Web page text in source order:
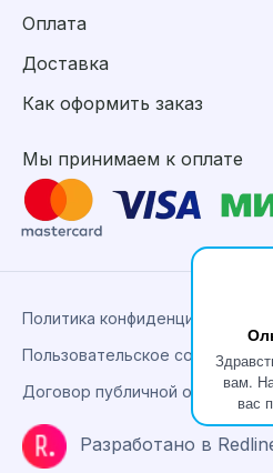
вам.
вас
Оплата
Доставка
Как оформить заказ
Мы принимаем к оплате
Разработано в
Политика
Пользовательское соглашение
Договор публичной оферты